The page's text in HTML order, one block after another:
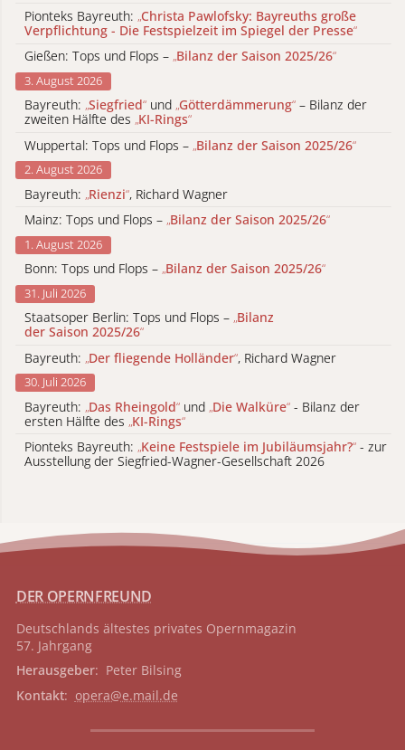
Pionteks Bayreuth: „Christa Pawlofsky: Bayreuths große
Verpflichtung - Die Festspielzeit im Spiegel der Presse“
Gießen: Tops und Flops – „Bilanz der Saison 2025/26“
3. August 2026
Bayreuth: „Siegfried“ und „Götterdämmerung“ – Bilanz der
zweiten Hälfte des „KI-Rings“
Wuppertal: Tops und Flops – „Bilanz der Saison 2025/26“
2. August 2026
Bayreuth: „Rienzi“, Richard Wagner
Mainz: Tops und Flops – „Bilanz der Saison 2025/26“
1. August 2026
Bonn: Tops und Flops – „Bilanz der Saison 2025/26“
31. Juli 2026
Staatsoper Berlin: Tops und Flops – „Bilanz
der Saison 2025/26“
Bayreuth: „Der fliegende Holländer“, Richard Wagner
30. Juli 2026
Bayreuth: „Das Rheingold“ und „Die Walküre“ - Bilanz der
ersten Hälfte des „KI-Rings“
Pionteks Bayreuth: „Keine Festspiele im Jubiläumsjahr?“ - zur
Ausstellung der Siegfried-Wagner-Gesellschaft 2026
DER OPERNFREUND
Deutschlands ältestes privates Opernmagazin
57. Jahrgang
Herausgeber: Peter Bilsing
Kontakt: opera@e.mail.de